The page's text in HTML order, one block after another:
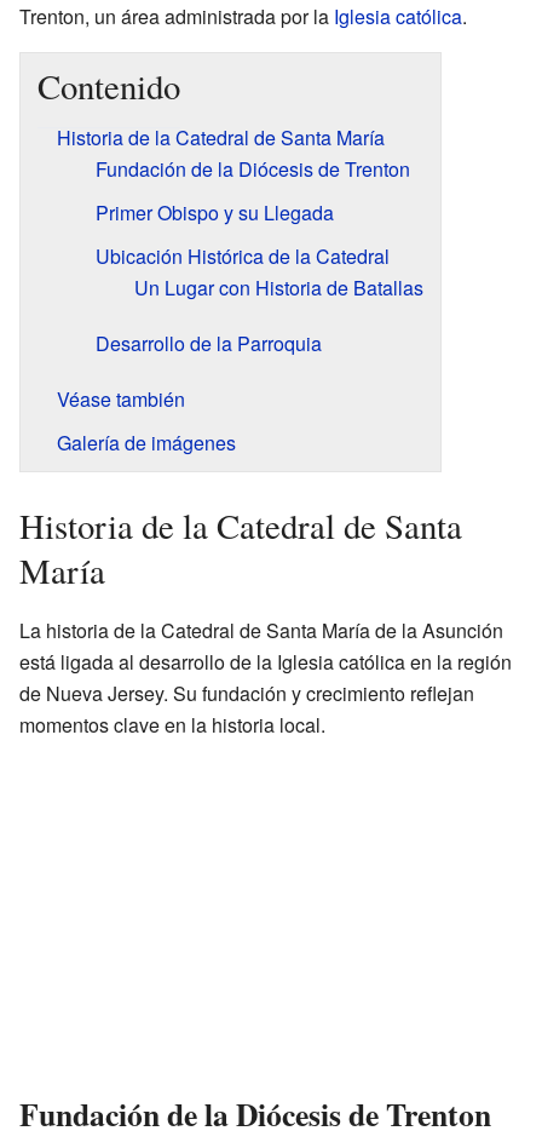
Trenton, un área administrada por la Iglesia católica.
Contenido
Historia de la Catedral de Santa María
Fundación de la Diócesis de Trenton
Primer Obispo y su Llegada
Ubicación Histórica de la Catedral
Un Lugar con Historia de Batallas
Desarrollo de la Parroquia
Véase también
Galería de imágenes
Historia de la Catedral de Santa
María
La historia de la Catedral de Santa María de la Asunción
está ligada al desarrollo de la Iglesia católica en la región
de Nueva Jersey. Su fundación y crecimiento reflejan
momentos clave en la historia local.
Fundación de la Diócesis de Trenton